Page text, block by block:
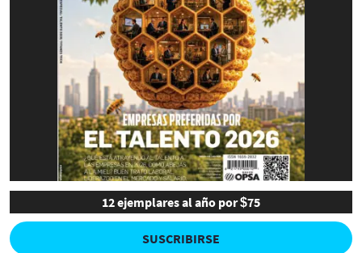
12 ejemplares al año por $75
SUSCRIBIRSE